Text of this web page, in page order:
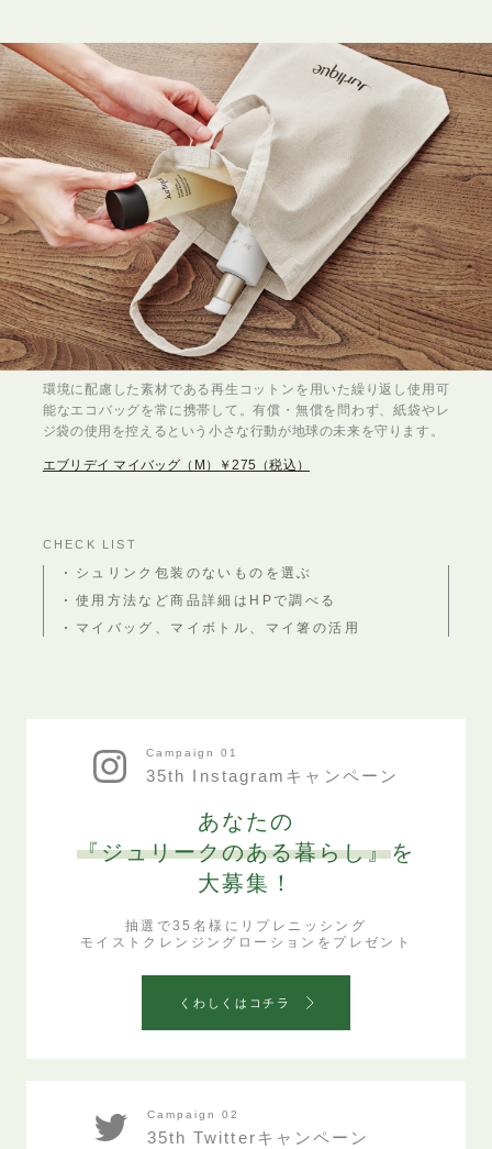
環境に配慮した素材である再生コットンを用いた繰り返し使用可
能なエコバッグを常に携帯して。有償・無償を問わず、紙袋やレ
ジ袋の使用を控えるという小さな行動が地球の未来を守ります。
エブリデイ マイバッグ（M）￥275（税込）
CHECK LIST
シュリンク包装のないものを選ぶ
使用方法など商品詳細はHPで調べる
マイバッグ、マイボトル、マイ箸の活用
Campaign 01
35th Instagramキャンペーン
あなたの
『ジュリークのある暮らし』を
大募集！
抽選で35名様にリプレニッシング
モイストクレンジングローションをプレゼント
くわしくはコチラ
Campaign 02
35th Twitterキャンペーン